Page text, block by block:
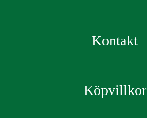
Kontakt
Köpvillkor